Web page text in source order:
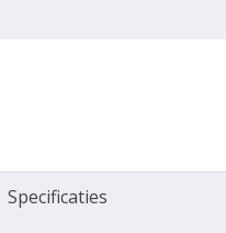
Specificaties